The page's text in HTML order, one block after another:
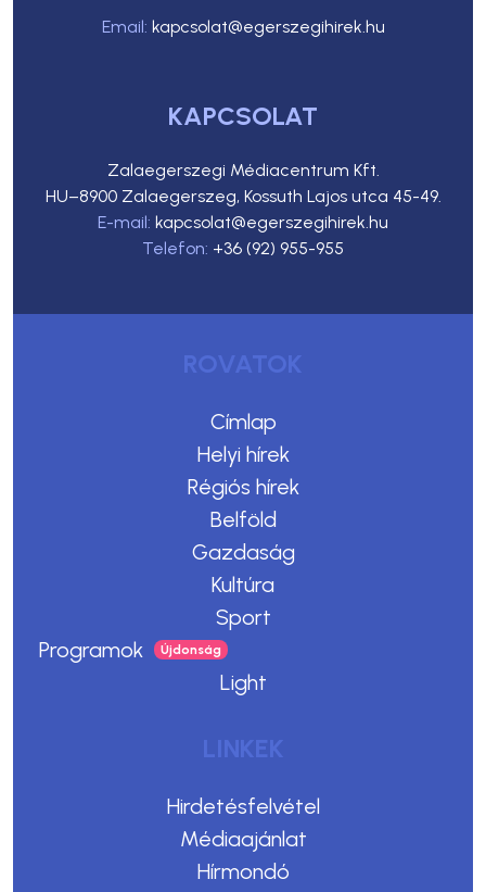
Email: kapcsolat@egerszegihirek.hu
KAPCSOLAT
Zalaegerszegi Médiacentrum Kft.
HU–8900 Zalaegerszeg, Kossuth Lajos utca 45-49.
E-mail: kapcsolat@egerszegihirek.hu
Telefon: +36 (92) 955-955
ROVATOK
Címlap
Helyi hírek
Régiós hírek
Belföld
Gazdaság
Kultúra
Sport
Programok
Light
LINKEK
Hirdetésfelvétel
Médiaajánlat
Hírmondó